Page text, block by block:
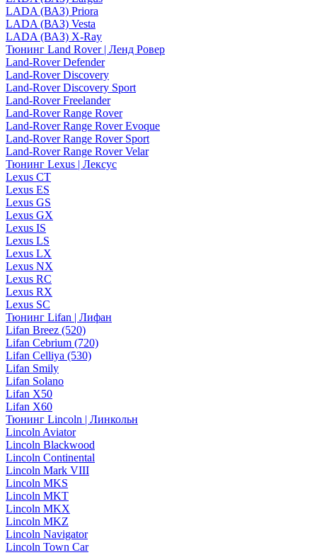
LADA (ВАЗ) Priora
LADA (ВАЗ) Vesta
LADA (ВАЗ) X-Ray
Тюнинг Land Rover | Ленд Ровер
Land-Rover Defender
Land-Rover Discovery
Land-Rover Discovery Sport
Land-Rover Freelander
Land-Rover Range Rover
Land-Rover Range Rover Evoque
Land-Rover Range Rover Sport
Land-Rover Range Rover Velar
Тюнинг Lexus | Лексус
Lexus CT
Lexus ES
Lexus GS
Lexus GX
Lexus IS
Lexus LS
Lexus LX
Lexus NX
Lexus RC
Lexus RX
Lexus SC
Тюнинг Lifan | Лифан
Lifan Breez (520)
Lifan Cebrium (720)
Lifan Celliya (530)
Lifan Smily
Lifan Solano
Lifan X50
Lifan X60
Тюнинг Lincoln | Линкольн
Lincoln Aviator
Lincoln Blackwood
Lincoln Continental
Lincoln Mark VIII
Lincoln MKS
Lincoln MKT
Lincoln MKX
Lincoln MKZ
Lincoln Navigator
Lincoln Town Car